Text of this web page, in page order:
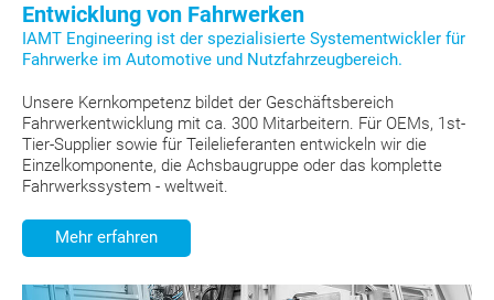
Entwicklung von Fahrwerken
IAMT Engineering ist der spezialisierte Systementwickler für
Fahrwerke im Automotive und Nutzfahrzeugbereich.
Unsere Kernkompetenz bildet der Geschäftsbereich
Fahrwerkentwicklung mit ca. 300 Mitarbeitern. Für OEMs, 1st-
Tier-Supplier sowie für Teilelieferanten entwickeln wir die
Einzelkomponente, die Achsbaugruppe oder das komplette
Fahrwerkssystem - weltweit.
Mehr erfahren